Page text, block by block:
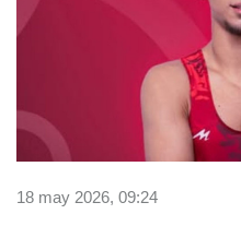
18 may 2026, 09:24